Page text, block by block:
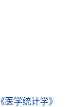
《医学统计学》